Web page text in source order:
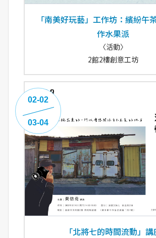
「南美好玩藝」工作坊：繽紛午
作水果派
〈活動〉
2館2樓創意工坊
「北將七的時間流動」
02-02
03-04